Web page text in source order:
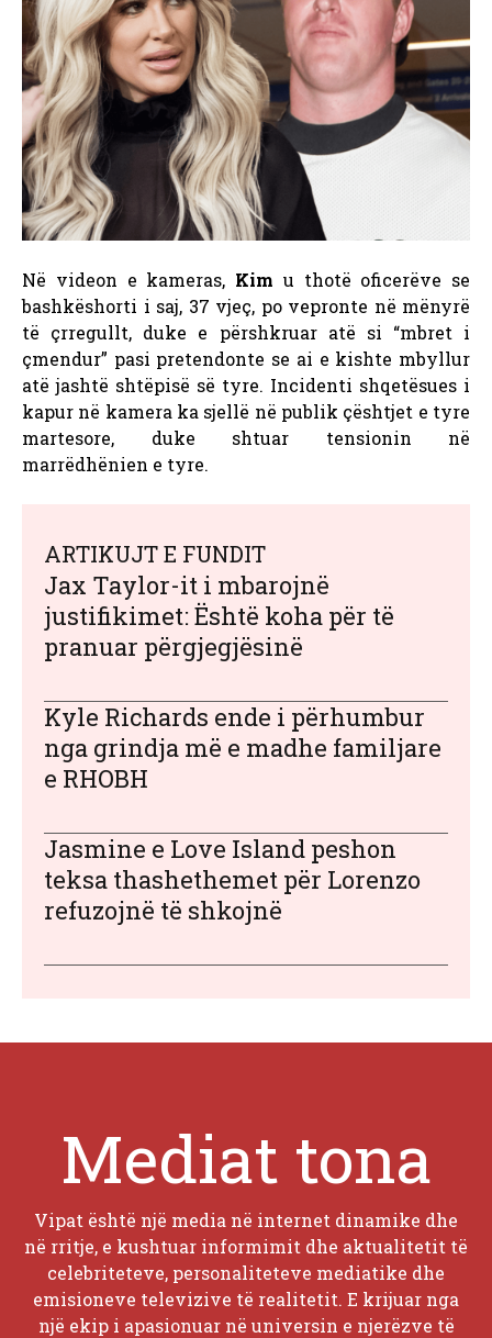
Në videon e kameras, Kim u thotë oficerëve se
bashkëshorti i saj, 37 vjeç, po vepronte në mënyrë
të çrregullt, duke e përshkruar atë si “mbret i
çmendur” pasi pretendonte se ai e kishte mbyllur
atë jashtë shtëpisë së tyre. Incidenti shqetësues i
kapur në kamera ka sjellë në publik çështjet e tyre
martesore, duke shtuar tensionin në
marrëdhënien e tyre.
ARTIKUJT E FUNDIT
Jax Taylor-it i mbarojnë
justifikimet: Është koha për të
pranuar përgjegjësinë
Kyle Richards ende i përhumbur
nga grindja më e madhe familjare
e RHOBH
Jasmine e Love Island peshon
teksa thashethemet për Lorenzo
refuzojnë të shkojnë
Mediat tona
Vipat është një media në internet dinamike dhe
në rritje, e kushtuar informimit dhe aktualitetit të
celebriteteve, personaliteteve mediatike dhe
emisioneve televizive të realitetit. E krijuar nga
një ekip i apasionuar në universin e njerëzve të